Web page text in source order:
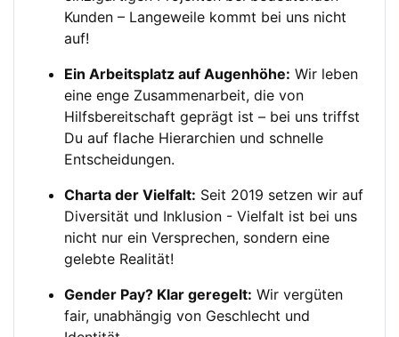
Kunden – Langeweile kommt bei uns nicht
auf!
Ein Arbeitsplatz auf Augenhöhe: Wir leben
eine enge Zusammenarbeit, die von
Hilfsbereitschaft geprägt ist – bei uns triffst
Du auf flache Hierarchien und schnelle
Entscheidungen.
Charta der Vielfalt: Seit 2019 setzen wir auf
Diversität und Inklusion - Vielfalt ist bei uns
nicht nur ein Versprechen, sondern eine
gelebte Realität!
Gender Pay? Klar geregelt: Wir vergüten
fair, unabhängig von Geschlecht und